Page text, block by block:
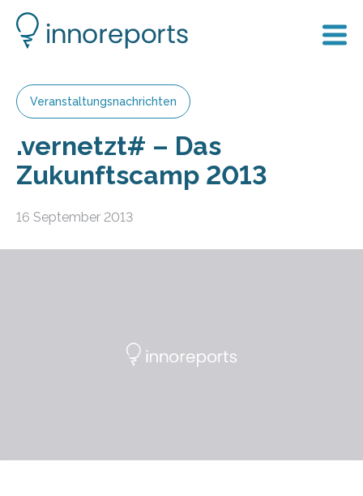
Veranstaltungsnachrichten
.vernetzt# – Das
Zukunftscamp 2013
16 September 2013